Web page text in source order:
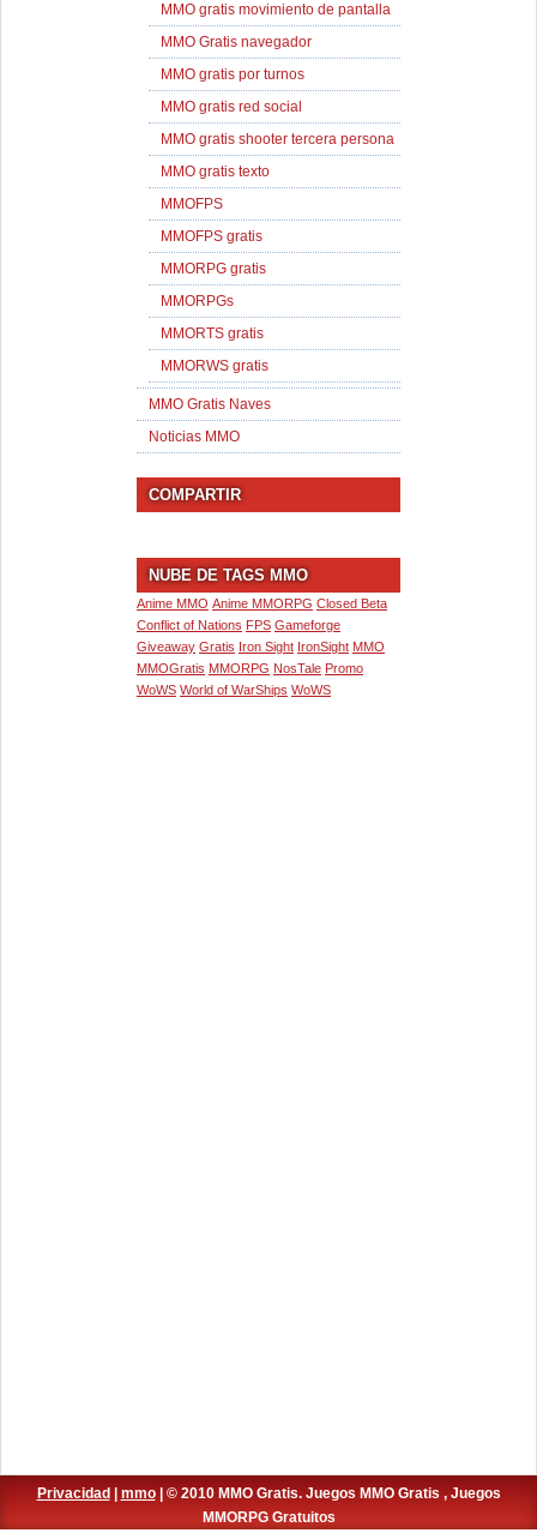
MMO gratis movimiento de pantalla
MMO Gratis navegador
MMO gratis por turnos
MMO gratis red social
MMO gratis shooter tercera persona
MMO gratis texto
MMOFPS
MMOFPS gratis
MMORPG gratis
MMORPGs
MMORTS gratis
MMORWS gratis
MMO Gratis Naves
Noticias MMO
COMPARTIR
NUBE DE TAGS MMO
Anime MMO Anime MMORPG Closed Beta
Conflict of Nations FPS Gameforge
Giveaway Gratis Iron Sight IronSight MMO
MMOGratis MMORPG NosTale Promo
WoWS World of WarShips WoWS
Privacidad mmo| © 2010 MMO Gratis. Juegos MMO Gratis , Juegos
MMORPG Gratuitos